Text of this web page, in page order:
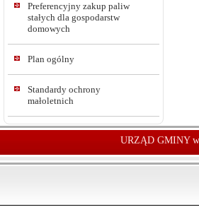
Preferencyjny zakup paliw
stałych dla gospodarstw
domowych
Plan ogólny
Standardy ochrony
małoletnich
URZĄD GMINY